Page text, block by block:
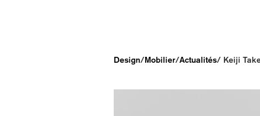
Design/Mobilier/Actualités/ Keiji